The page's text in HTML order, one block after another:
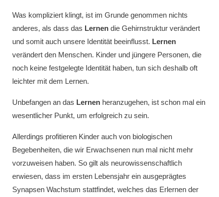
Was kompliziert klingt, ist im Grunde genommen nichts
anderes, als dass das Lernen die Gehirnstruktur verändert
und somit auch unsere Identität beeinflusst. Lernen
verändert den Menschen. Kinder und jüngere Personen, die
noch keine festgelegte Identität haben, tun sich deshalb oft
leichter mit dem Lernen.
Unbefangen an das Lernen heranzugehen, ist schon mal ein
wesentlicher Punkt, um erfolgreich zu sein.
Allerdings profitieren Kinder auch von biologischen
Begebenheiten, die wir Erwachsenen nun mal nicht mehr
vorzuweisen haben. So gilt als neurowissenschaftlich
erwiesen, dass im ersten Lebensjahr ein ausgeprägtes
Synapsen Wachstum stattfindet, welches das Erlernen der